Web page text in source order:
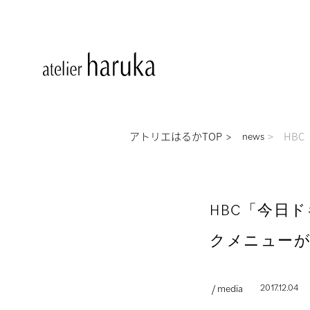
アトリエはるかTOP news HBC
HBC「今日
クメニュー
/ media 2017.12.04